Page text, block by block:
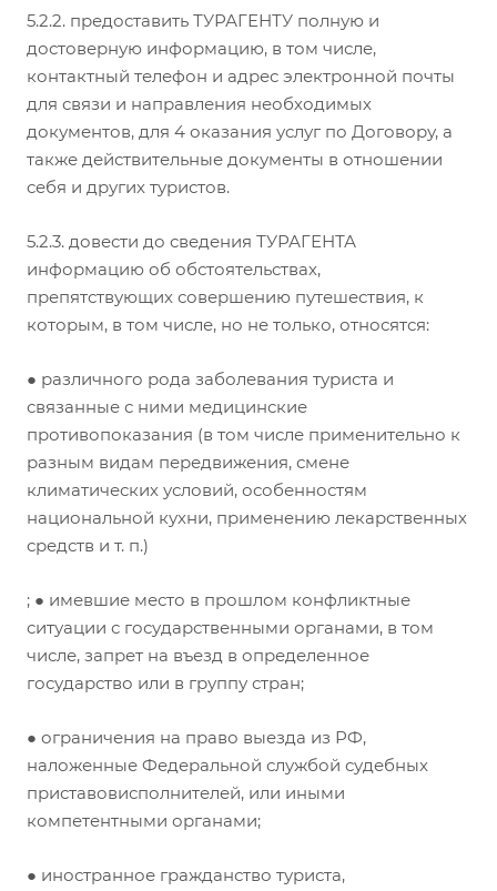
5.2.2. предоставить ТУРАГЕНТУ полную и
достоверную информацию, в том числе,
контактный телефон и адрес электронной почты
для связи и направления необходимых
документов, для 4 оказания услуг по Договору, а
также действительные документы в отношении
себя и других туристов.
5.2.3. довести до сведения ТУРАГЕНТА
информацию об обстоятельствах,
препятствующих совершению путешествия, к
которым, в том числе, но не только, относятся:
● различного рода заболевания туриста и
связанные с ними медицинские
противопоказания (в том числе применительно к
разным видам передвижения, смене
климатических условий, особенностям
национальной кухни, применению лекарственных
средств и т. п.)
; ● имевшие место в прошлом конфликтные
ситуации с государственными органами, в том
числе, запрет на въезд в определенное
государство или в группу стран;
● ограничения на право выезда из РФ,
наложенные Федеральной службой судебных
приставовисполнителей, или иными
компетентными органами;
● иностранное гражданство туриста,